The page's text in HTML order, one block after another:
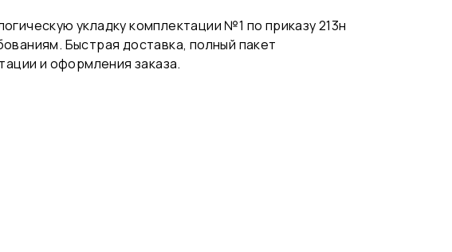
укладку комплектации №1 по приказу 213н
Быстрая доставка, полный пакет
и оформления заказа.